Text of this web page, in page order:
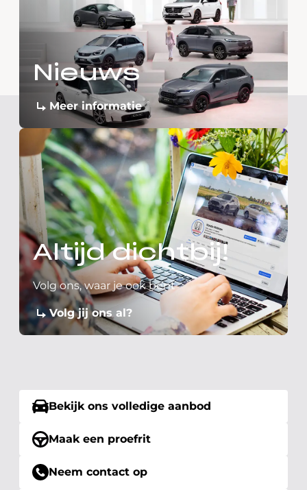
Nieuws
Meer informatie
Altijd dichtbij!
Volg ons, waar je ook bent
Volg jij ons al?
Bekijk ons volledige aanbod
Maak een proefrit
Neem contact op